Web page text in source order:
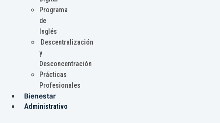
Programa
de
Inglés
Descentralización
y
Desconcentración
Prácticas
Profesionales
Bienestar
Administrativo